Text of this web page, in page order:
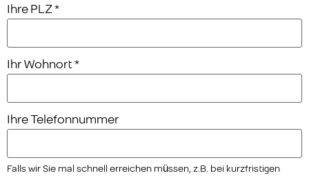
Ihre PLZ*
Ihr Wohnort*
Ihre Telefonnummer
Falls wir Sie mal schnell erreichen müssen, z.B. bei kurzfristigen